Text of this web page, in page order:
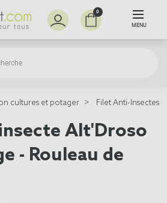
0
MENU
cultures et potager Filet Anti-Insectes
Alt'Droso
- Rouleau de